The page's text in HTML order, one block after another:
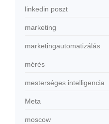
linkedin poszt
marketing
marketingautomatizálás
mérés
mesterséges intelligencia
Meta
moscow